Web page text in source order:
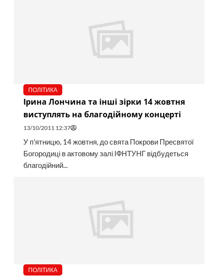
ПОЛІТИКА
Ірина Лончина та інші зірки 14 жовтня
виступлять на благодійному концерті
13/10/2011 12:37
У п'ятницю, 14 жовтня, до свята Покрови Пресвятої
Богородиці в актовому залі ІФНТУНГ відбудеться
благодійний...
ПОЛІТИКА